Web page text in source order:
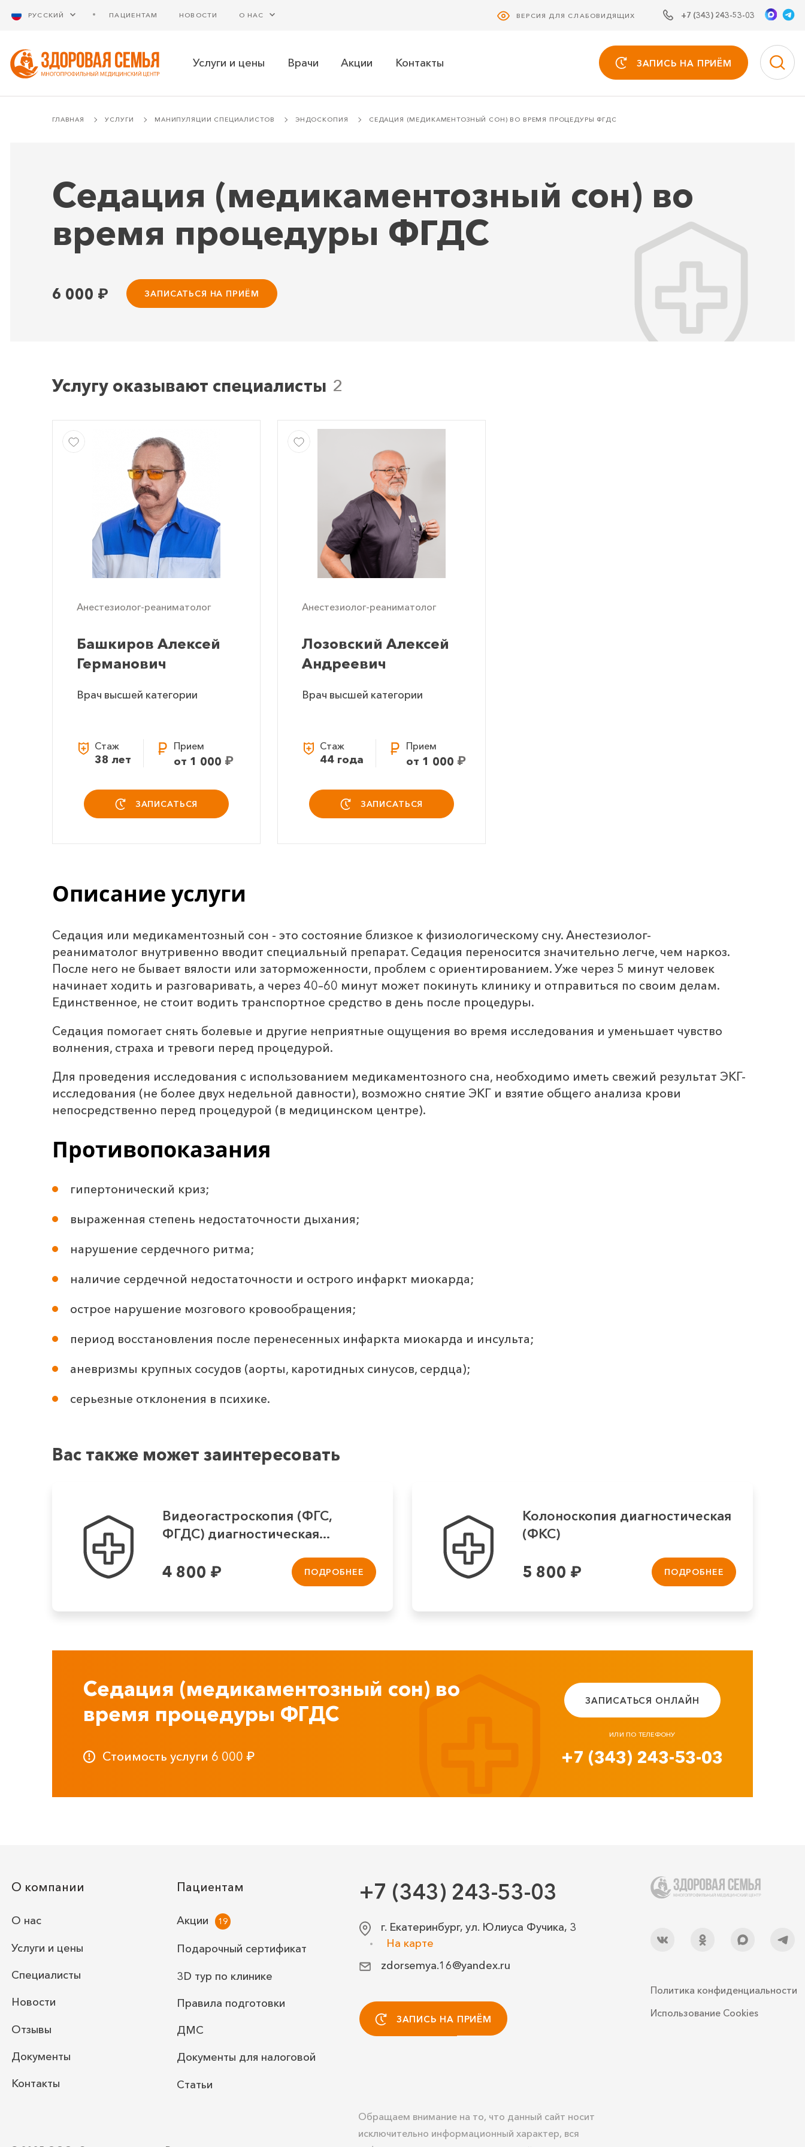
РУССКИЙ ПАЦИЕНТАМ НОВОСТИ О НАС ВЕРСИЯ ДЛЯ СЛАБОВИДЯЩИХ +7 (343) 243-53-03
Услуги и цены Врачи Акции Контакты ЗАПИСЬ НА ПРИЁМ
ГЛАВНАЯ УСЛУГИ МАНИПУЛЯЦИИ СПЕЦИАЛИСТОВ ЭНДОСКОПИЯ СЕДАЦИЯ (МЕДИКАМЕНТОЗНЫЙ СОН) ВО ВРЕМЯ ПРОЦЕДУРЫ ФГДС
Седация (медикаментозный сон) во
время процедуры ФГДС
6 000 ₽ ЗАПИСАТЬСЯ НА ПРИЁМ
Услугу оказывают специалисты
Анестезиолог-реаниматолог
Башкиров Алексей
Германович
Врач высшей категории
Стаж
38 лет
Прием
от 1 000 ₽
ЗАПИСАТЬСЯ
Анестезиолог-реаниматолог
Лозовский Алексей
Андреевич
Врач высшей категории
Стаж
44 года
Прием
от 1 000 ₽
ЗАПИСАТЬСЯ
Описание услуги
Седация или медикаментозный сон - это состояние близкое к физиологическому сну. Анестезиолог-
реаниматолог внутривенно вводит специальный препарат. Седация переносится значительно легче, чем наркоз.
После него не бывает вялости или заторможенности, проблем с ориентированием. Уже через 5 минут человек
начинает ходить и разговаривать, а через 40–60 минут может покинуть клинику и отправиться по своим делам.
Единственное, не стоит водить транспортное средство в день после процедуры.
Седация помогает снять болевые и другие неприятные ощущения во время исследования и уменьшает чувство
волнения, страха и тревоги перед процедурой.
Для проведения исследования с использованием медикаментозного сна, необходимо иметь свежий результат ЭКГ-
исследования (не более двух недельной давности), возможно снятие ЭКГ и взятие общего анализа крови
непосредственно перед процедурой (в медицинском центре).
Противопоказания
гипертонический криз;
выраженная степень недостаточности дыхания;
нарушение сердечного ритма;
наличие сердечной недостаточности и острого инфаркт миокарда;
острое нарушение мозгового кровообращения;
период восстановления после перенесенных инфаркта миокарда и инсульта;
аневризмы крупных сосудов (аорты, каротидных синусов, сердца);
серьезные отклонения в психике.
Вас также может заинтересовать
Видеогастроскопия (ФГС,
ФГДС) диагностическая...
4 800 ₽ ПОДРОБНЕЕ
Колоноскопия диагностическая
(ФКС)
5 800 ₽ ПОДРОБНЕЕ
Седация (медикаментозный сон) во
время процедуры ФГДС
Стоимость услуги 6 000 ₽
ЗАПИСАТЬСЯ ОНЛАЙН
ИЛИ ПО ТЕЛЕФОНУ
+7 (343) 243-53-03
+7 (343) 243-53-03
г. Екатеринбург, ул. Юлиуса Фучика, 3
На карте
zdorsemya.16@yandex.ru
ЗАПИСЬ НА ПРИЁМ
О компании
О нас
Услуги и цены
Специалисты
Новости
Отзывы
Документы
Контакты
Пациентам
Акции
Подарочный сертификат
3D тур по клинике
Правила подготовки
ДМС
Документы для налоговой
Статьи
Политика конфиденциальности
Использование Cookies
Обращаем внимание на то, что данный сайт носит
исключительно информационный характер, вся